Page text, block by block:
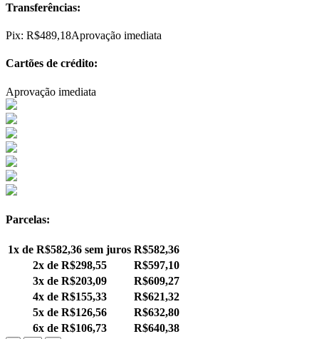
Transferências:
Pix: R$489,18Aprovação imediata
Cartões de crédito:
Aprovação imediata
Parcelas:
1x de R$582,36 sem juros R$582,36
2x de R$298,55 R$597,10
3x de R$203,09 R$609,27
4x de R$155,33 R$621,32
5x de R$126,56 R$632,80
6x de R$106,73 R$640,38